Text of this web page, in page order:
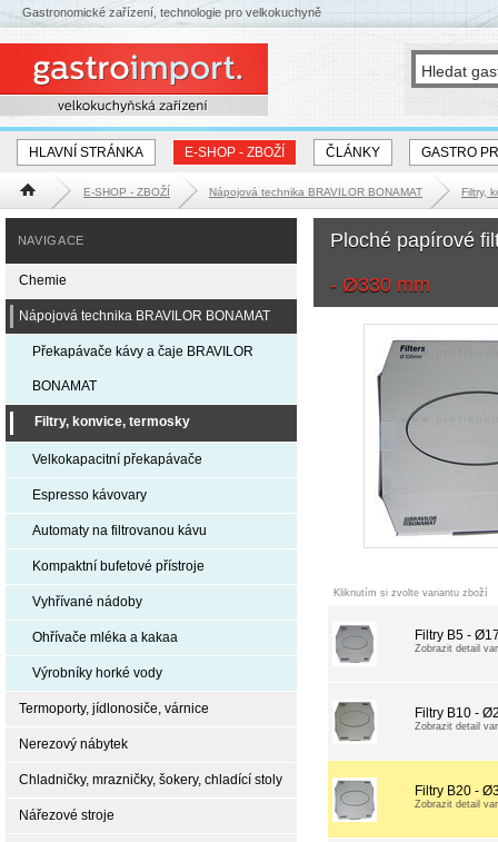
HLAVNÍ STRÁNKA E-SHOP - ZBOŽÍ ČLÁNKY GASTRO
Hlavní stránka E-SHOP - ZBOŽÍ Nápojová technika BRAVILOR BONAMAT Filtry,
Ploché papírové
- Ø330 mm
Kliknutím si zvolte variantu zboží
Filtry B5 -
Zobrazit detail
Filtry B10 -
Zobrazit detail
Filtry B20 -
Zobrazit detail
NAVIGACE
Chemie
Nápojová technika BRAVILOR BONAMAT
Překapávače kávy a čaje BRAVILOR
BONAMAT
Filtry, konvice, termosky
Velkokapacitní překapávače
Espresso kávovary
Automaty na filtrovanou kávu
Kompaktní bufetové přístroje
Vyhřívané nádoby
Ohřívače mléka a kakaa
Výrobníky horké vody
Termoporty, jídlonosiče, várnice
Nerezový nábytek
Chladničky, mrazničky, šokery, chladící stoly
Nářezové stroje
Gastronomické zařízení, technologie pro velkokuchyně